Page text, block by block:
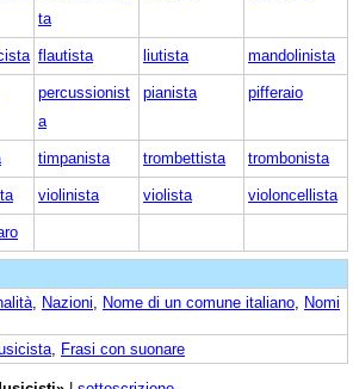
ta
flautista liutista mandolinista
percussionist
a
pianista pifferaio
timpanista trombettista trombonista
violinista violista violoncellista
Nazioni Nome di un comune italiano Nomi
Frasi con suonare